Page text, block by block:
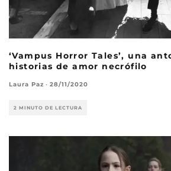
‘Vampus Horror Tales’, una
historias de amor necrófilo
Laura Paz · 28/11/2020
2 MINUTO DE LECTURA